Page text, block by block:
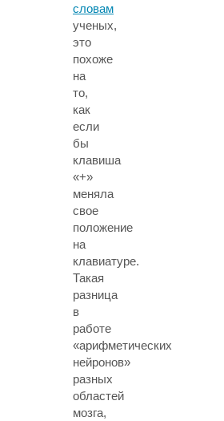
словам
ученых,
это
похоже
на
то,
как
если
бы
клавиша
«+»
меняла
свое
положение
на
клавиатуре.
Такая
разница
в
работе
«арифметических
нейронов»
разных
областей
мозга,